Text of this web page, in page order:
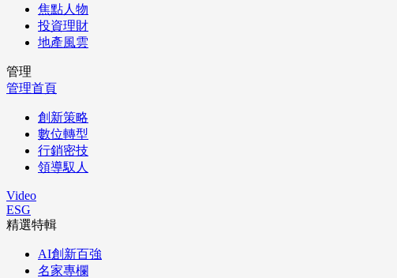
焦點人物
投資理財
地產風雲
管理
管理首頁
創新策略
數位轉型
行銷密技
領導馭人
Video
ESG
精選特輯
AI創新百強
名家專欄